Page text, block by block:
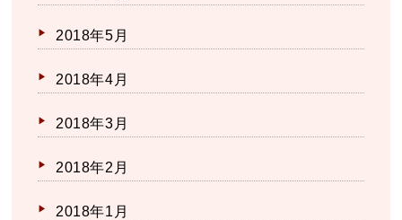
2018年5月
2018年4月
2018年3月
2018年2月
2018年1月